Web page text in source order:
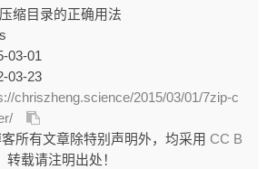
缩目录的正确用法
03-01
03-23
chriszheng.science/2015/03/01/7zip-c
所有文章除特别声明外，均采用CC B
载请注明出处！